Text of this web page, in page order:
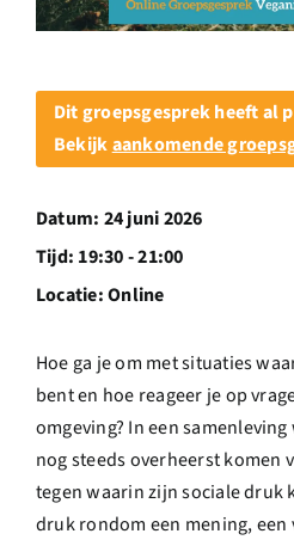
Doneren
Shop
English
Dit groepsgesprek heeft al
Bekijkaankomende
Datum: 24 juni 2026
Tijd: 19:30 - 21:00
Locatie:Online
Hoe ga je om met situaties
bent en hoe reageer je op
omgeving? In een
nog steeds overheerst komen
tegen waarin zijn sociale druk
druk rondom een mening,